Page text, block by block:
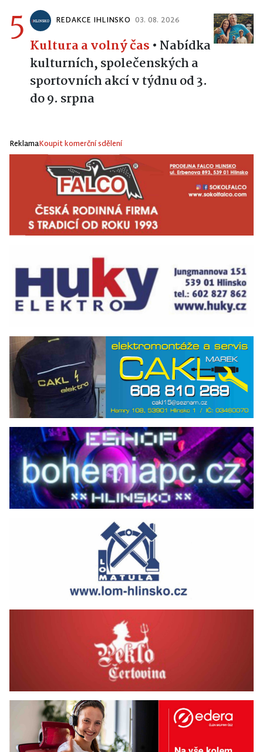
5 REDAKCE IHLINSKO 03. 08. 2026
Kultura a volný čas • Nabídka
kulturních, společenských a
sportovních akcí v týdnu od 3.
do 9. srpna
ReklamaKoupit komerční sdělení